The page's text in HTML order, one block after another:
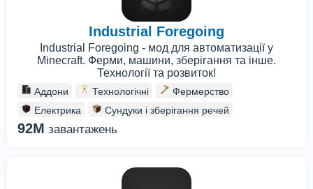
Industrial Foregoing
Industrial Foregoing - мод для автоматизації у
Minecraft. Ферми, машини, зберігання та інше.
Технології та розвиток!
Аддони Технологічні
Фермерство
Електрика
Сундуки і зберігання речей
92M завантажень